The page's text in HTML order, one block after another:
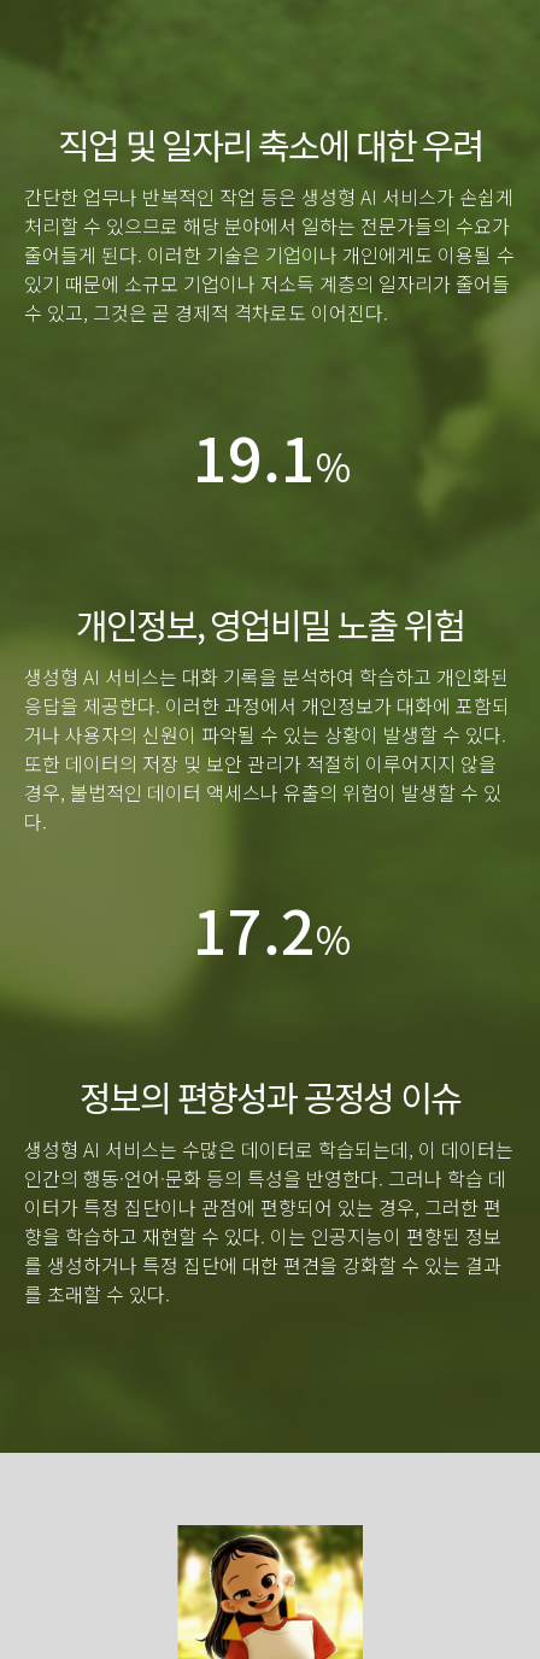
직업 및 일자리 축소에 대한 우려
간단한 업무나 반복적인 작업 등은 생성형 AI 서비스가 손쉽게
처리할 수 있으므로 해당 분야에서 일하는 전문가들의 수요가
줄어들게 된다. 이러한 기술은 기업이나 개인에게도 이용될 수
있기 때문에 소규모 기업이나 저소득 계층의 일자리가 줄어들
수 있고, 그것은 곧 경제적 격차로도 이어진다.
19.1%
개인정보, 영업비밀 노출 위험
생성형 AI 서비스는 대화 기록을 분석하여 학습하고 개인화된
응답을 제공한다. 이러한 과정에서 개인정보가 대화에 포함되
거나 사용자의 신원이 파악될 수 있는 상황이 발생할 수 있다.
또한 데이터의 저장 및 보안 관리가 적절히 이루어지지 않을
경우, 불법적인 데이터 액세스나 유출의 위험이 발생할 수 있
다.
17.2%
정보의 편향성과 공정성 이슈
생성형 AI 서비스는 수많은 데이터로 학습되는데, 이 데이터는
인간의 행동·언어·문화 등의 특성을 반영한다. 그러나 학습 데
이터가 특정 집단이나 관점에 편향되어 있는 경우, 그러한 편
향을 학습하고 재현할 수 있다. 이는 인공지능이 편향된 정보
를 생성하거나 특정 집단에 대한 편견을 강화할 수 있는 결과
를 초래할 수 있다.